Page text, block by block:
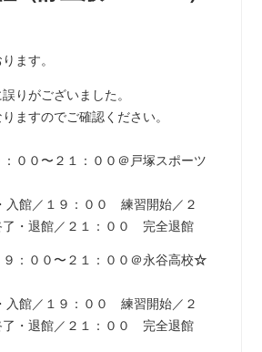
ます。
りがございました。
ますのでご確認ください。
：００〜２１：００＠戸塚スポーツ
入館／１９：００ 練習開始／２
・退館／２１：００ 完全退館
９：００〜２１：００＠永谷高校☆
入館／１９：００ 練習開始／２
・退館／２１：００ 完全退館